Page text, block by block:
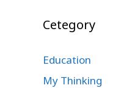
Cetegory
Education
My Thinking